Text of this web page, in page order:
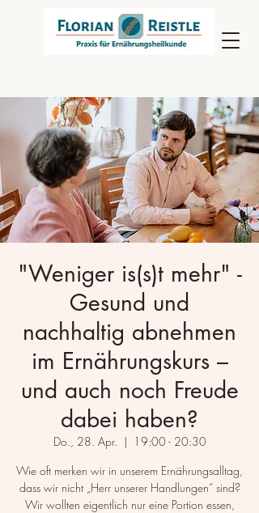
"Weniger is(s)t mehr" -
Gesund und
nachhaltig abnehmen
im Ernährungskurs –
und auch noch Freude
dabei haben?
Do., 28. Apr.
  |
19:00 - 20:30
Wie oft merken wir in unserem Ernährungsalltag,
dass wir nicht „Herr unserer Handlungen“ sind?
Wir wollten eigentlich nur eine Portion essen,